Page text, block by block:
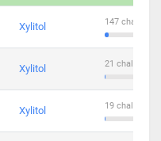
Xylitol 147
Xylitol 21
Xylitol 19